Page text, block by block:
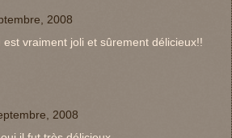
2008
vraiment joli et sûrement délicieux!!
2008